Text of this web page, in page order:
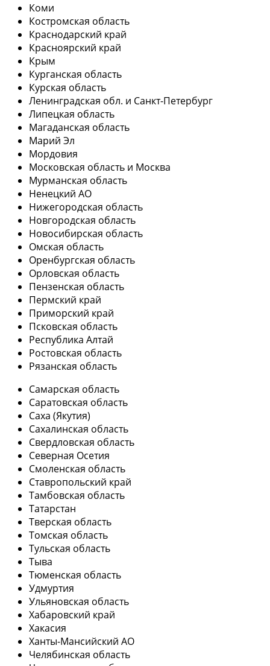
Коми
Костромская область
Краснодарский край
Красноярский край
Крым
Курганская область
Курская область
Ленинградская обл. и Санкт-Петербург
Липецкая область
Магаданская область
Марий Эл
Мордовия
Московская область и Москва
Мурманская область
Ненецкий АО
Нижегородская область
Новгородская область
Новосибирская область
Омская область
Оренбургская область
Орловская область
Пензенская область
Пермский край
Приморский край
Псковская область
Республика Алтай
Ростовская область
Рязанская область
Самарская область
Саратовская область
Саха (Якутия)
Сахалинская область
Свердловская область
Северная Осетия
Смоленская область
Ставропольский край
Тамбовская область
Татарстан
Тверская область
Томская область
Тульская область
Тыва
Тюменская область
Удмуртия
Ульяновская область
Хабаровский край
Хакасия
Ханты-Мансийский АО
Челябинская область